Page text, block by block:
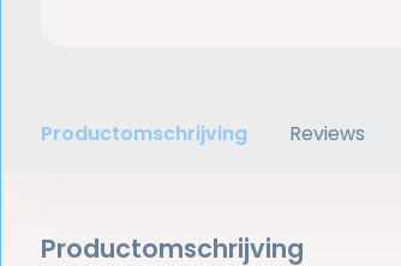
Productomschrijving Reviews
Productomschrijving